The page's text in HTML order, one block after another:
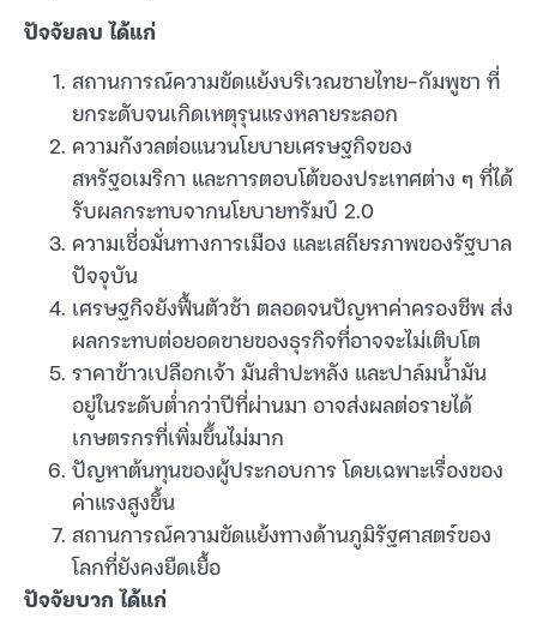
ปัจจัยลบ ได้แก่
สถานการณ์ความขัดแย้งบริเวณชายไทย-กัมพูชา ที่
ยกระดับจนเกิดเหตุรุนแรงหลายระลอก
ความกังวลต่อแนวนโยบายเศรษฐกิจของ
สหรัฐอเมริกา และการตอบโต้ของประเทศต่าง ๆ ที่ได้
รับผลกระทบจากนโยบายทรัมป์ 2.0
ความเชื่อมั่นทางการเมือง และเสถียรภาพของรัฐบาล
ปัจจุบัน
เศรษฐกิจยังฟื้นตัวช้า ตลอดจนปัญหาค่าครองชีพ ส่ง
ผลกระทบต่อยอดขายของธุรกิจที่อาจจะไม่เติบโต
ราคาข้าวเปลือกเจ้า มันสำปะหลัง และปาล์มน้ำมัน
อยู่ในระดับต่ำกว่าปีที่ผ่านมา อาจส่งผลต่อรายได้
เกษตรกรที่เพิ่มขึ้นไม่มาก
ปัญหาต้นทุนของผู้ประกอบการ โดยเฉพาะเรื่องของ
ค่าแรงสูงขึ้น
สถานการณ์ความขัดแย้งทางด้านภูมิรัฐศาสตร์ของ
โลกที่ยังคงยืดเยื้อ
ปัจจัยบวก ได้แก่